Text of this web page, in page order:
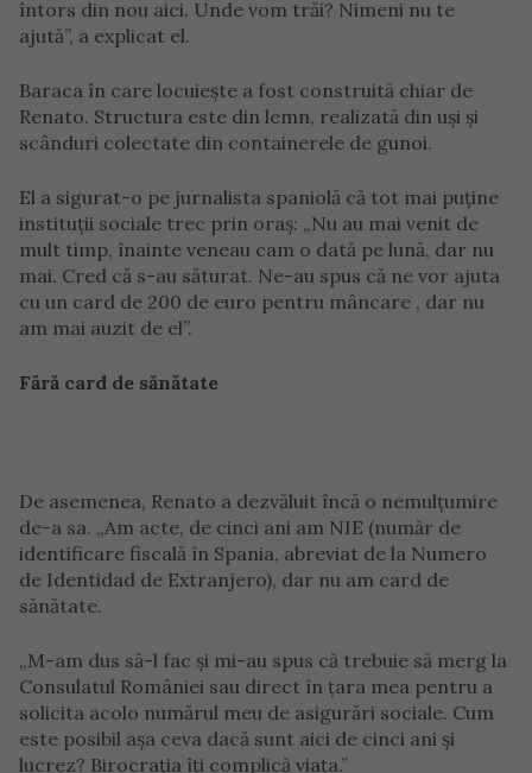
întors din nou aici. Unde vom trăi? Nimeni nu te
ajută”, a explicat el.
Baraca în care locuiește a fost construită chiar de
Renato. Structura este din lemn, realizată din uși și
scânduri colectate din containerele de gunoi.
El a sigurat-o pe jurnalista spaniolă că tot mai puține
instituții sociale trec prin oraș: „Nu au mai venit de
mult timp, înainte veneau cam o dată pe lună, dar nu
mai. Cred că s-au săturat. Ne-au spus că ne vor ajuta
cu un card de 200 de euro pentru mâncare , dar nu
am mai auzit de el”.
Fără card de sănătate
De asemenea, Renato a dezvăluit încă o nemulțumire
de-a sa. „Am acte, de cinci ani am NIE (număr de
identificare fiscală în Spania, abreviat de la Numero
de Identidad de Extranjero), dar nu am card de
sănătate.
„M-am dus să-l fac și mi-au spus că trebuie să merg la
Consulatul României sau direct în țara mea pentru a
solicita acolo numărul meu de asigurări sociale. Cum
este posibil așa ceva dacă sunt aici de cinci ani și
lucrez? Birocrația îți complică viața.”